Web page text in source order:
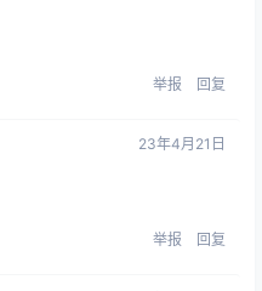
举报 回复
23年4月21日
举报 回复